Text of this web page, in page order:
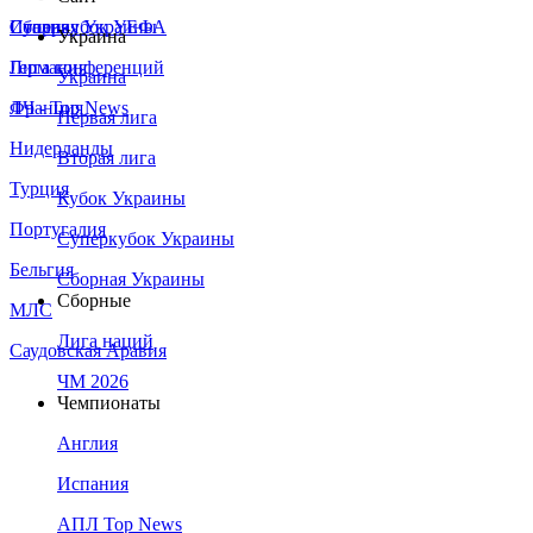
Сборная Украины
Италия
Германия
Франция
Нидерланды
Турция
Португалия
Бельгия
МЛС
Саудовская Аравия
Суперкубок УЕФА
Лига конференций
ЛЧ - Top News
Украина
Украина
Первая лига
Вторая лига
Кубок Украины
Суперкубок Украины
Сборная Украины
Сборные
Лига наций
ЧМ 2026
Чемпионаты
Англия
Испания
АПЛ Top News